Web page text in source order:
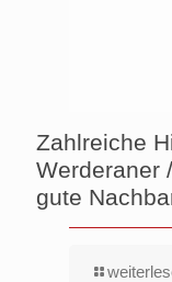
Zahlreiche
Werderaner
gute